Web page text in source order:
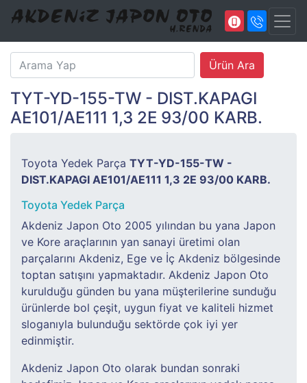
TYT-YD-155-TW - DIST.KAPAGI
AE101/AE111 1,3 2E 93/00 KARB.
Toyota Yedek Parça TYT-YD-155-TW -
DIST.KAPAGI AE101/AE111 1,3 2E 93/00 KARB.
Toyota Yedek Parça
Akdeniz Japon Oto 2005 yılından bu yana Japon
ve Kore araçlarının yan sanayi üretimi olan
parçalarını Akdeniz, Ege ve İç Akdeniz bölgesinde
toptan satışını yapmaktadır. Akdeniz Japon Oto
kurulduğu günden bu yana müşterilerine sunduğu
ürünlerde bol çeşit, uygun fiyat ve kaliteli hizmet
sloganıyla bulunduğu sektörde çok iyi yer
edinmiştir.
Akdeniz Japon Oto olarak bundan sonraki